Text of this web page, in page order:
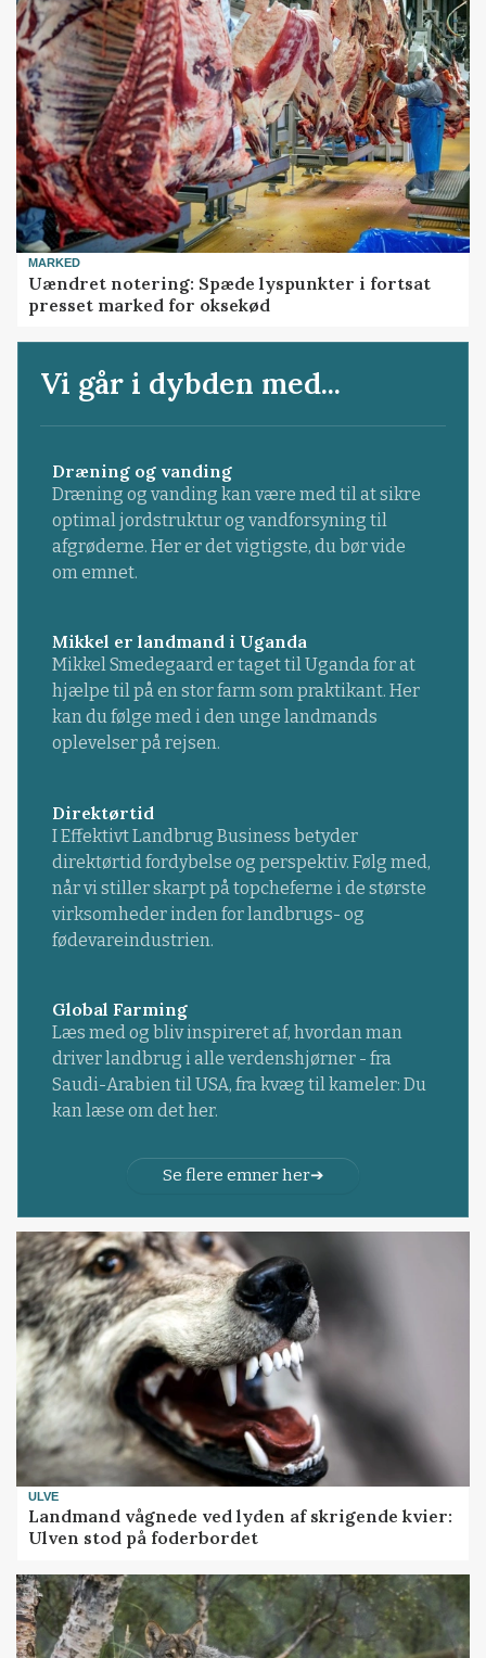
MARKED
Uændret notering: Spæde lyspunkter i fortsat
presset marked for oksekød
Vi går i dybden med...
Dræning og vanding
Dræning og vanding kan være med til at sikre
optimal jordstruktur og vandforsyning til
afgrøderne. Her er det vigtigste, du bør vide
om emnet.
Mikkel er landmand i Uganda
Mikkel Smedegaard er taget til Uganda for at
hjælpe til på en stor farm som praktikant. Her
kan du følge med i den unge landmands
oplevelser på rejsen.
Direktørtid
I Effektivt Landbrug Business betyder
direktørtid fordybelse og perspektiv. Følg med,
når vi stiller skarpt på topcheferne i de største
virksomheder inden for landbrugs- og
fødevareindustrien.
Global Farming
Læs med og bliv inspireret af, hvordan man
driver landbrug i alle verdenshjørner - fra
Saudi-Arabien til USA, fra kvæg til kameler: Du
kan læse om det her.
Se flere emner her
ULVE
Landmand vågnede ved lyden af skrigende kvier:
Ulven stod på foderbordet